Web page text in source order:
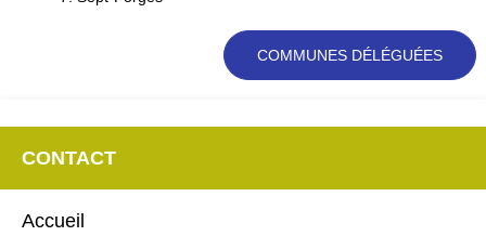
COMMUNES DÉLÉGUÉES
CONTACT
Accueil